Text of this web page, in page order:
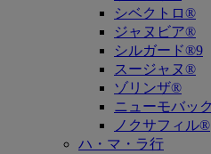
シベクトロ®
ジャヌビア®
シルガード®9
スージャヌ®
ゾリンザ®
ニューモバッ
ノクサフィル®
ハ・マ・ラ行